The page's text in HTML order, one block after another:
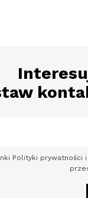
Polityki prywatności